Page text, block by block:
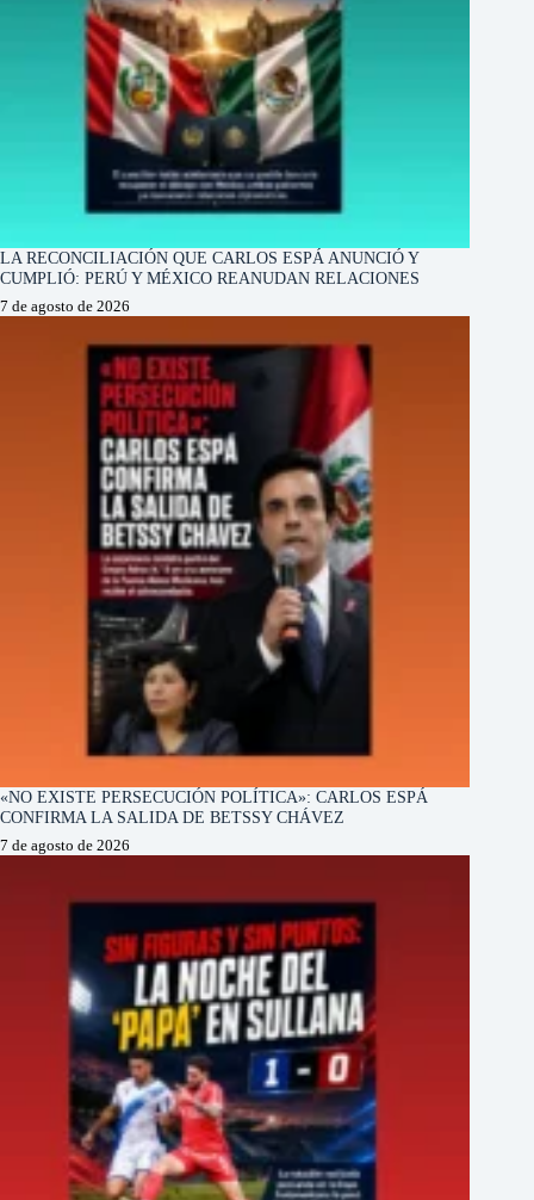
LA RECONCILIACIÓN QUE CARLOS ESPÁ ANUNCIÓ Y
CUMPLIÓ: PERÚ Y MÉXICO REANUDAN RELACIONES
7 de agosto de 2026
«NO EXISTE PERSECUCIÓN POLÍTICA»: CARLOS ESPÁ
CONFIRMA LA SALIDA DE BETSSY CHÁVEZ
7 de agosto de 2026